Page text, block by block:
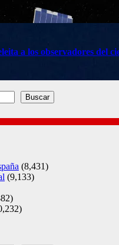
a los observadores del
Buscar
(8,431)
(9,133)